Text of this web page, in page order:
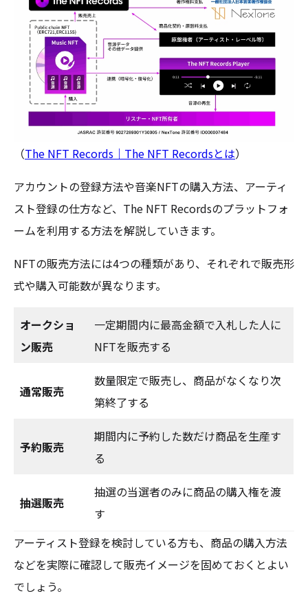
（The NFT Records｜The NFT Recordsとは）
アカウントの登録方法や音楽NFTの購入方法、アーティ
スト登録の仕方など、The NFT Recordsのプラットフォ
ームを利用する方法を解説していきます。
NFTの販売方法には4つの種類があり、それぞれで販売形
式や購入可能数が異なります。
オークショ
ン販売
一定期間内に最高金額で入札した人に
NFTを販売する
通常販売
数量限定で販売し、商品がなくなり次
第終了する
予約販売
期間内に予約した数だけ商品を生産す
る
抽選販売
抽選の当選者のみに商品の購入権を渡
す
アーティスト登録を検討している方も、商品の購入方法
などを実際に確認して販売イメージを固めておくとよい
でしょう。